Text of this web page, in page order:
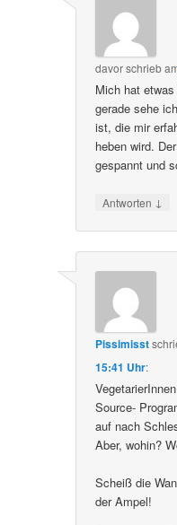
davorschrieb
Mich hat
gerade sehe
ist, die mir
heben wird.
gespannt und
Antworten ↓
Pissimisst
15:41 Uhr:
Source-
auf nach
Aber, wohin?
Scheiß die
der Ampel!